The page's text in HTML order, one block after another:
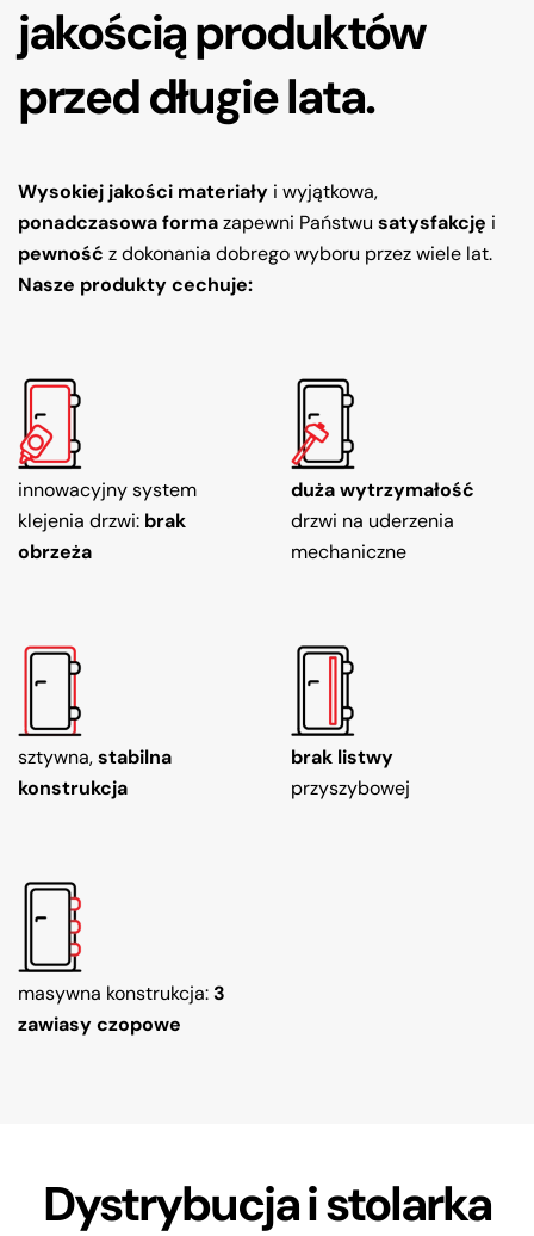
jakością produktów
przed długie lata.
Wysokiej jakości materiały i wyjątkowa,
ponadczasowa formazapewni Państwu satysfakcję i
pewność z dokonania dobrego wyboru przez wiele lat.
Nasze produkty cechuje:
innowacyjny system
klejenia drzwi: brak
obrzeża
duża wytrzymałość
drzwi na uderzenia
mechaniczne
sztywna,stabilna
konstrukcja
brak listwy
przyszybowej
masywna konstrukcja:3
zawiasy czopowe
Dystrybucja i stolarka